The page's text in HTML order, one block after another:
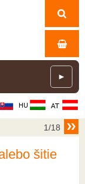
►
1/18
šitie